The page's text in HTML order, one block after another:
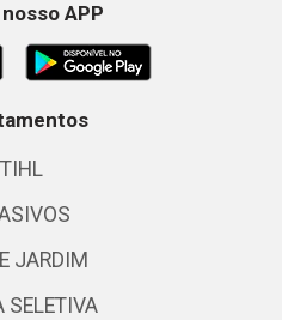
APP
JARDIM
SELETIVA